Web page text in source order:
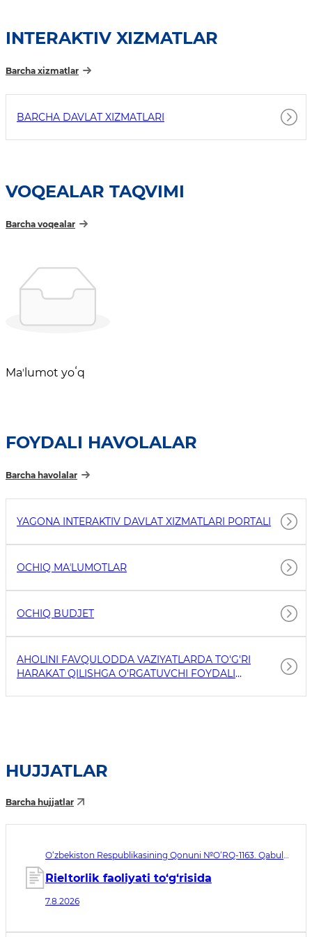
INTERAKTIV XIZMATLAR
Barcha xizmatlar
BARCHA DAVLAT XIZMATLARI
VOQEALAR TAQVIMI
Barcha voqealar
Maʼlumot yoʻq
FOYDALI HAVOLALAR
Barcha havolalar
YAGONA INTERAKTIV DAVLAT XIZMATLARI PORTALI
OCHIQ MAʼLUMOTLAR
OCHIQ BUDJET
AHOLINI FAVQULODDA VAZIYATLARDA TO'G'RI
HARAKAT QILISHGA O'RGATUVCHI FOYDALI
HUJJATLAR
Barcha hujjatlar
O‘zbekiston Respublikasining Qonuni №O‘RQ-1163. Qabul
Rieltorlik faoliyati to‘g‘risida
7.8.2026